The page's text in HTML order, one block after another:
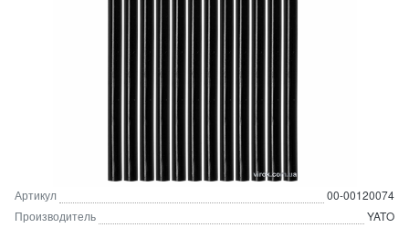
Артикул
00-00120074
Производитель
YATO